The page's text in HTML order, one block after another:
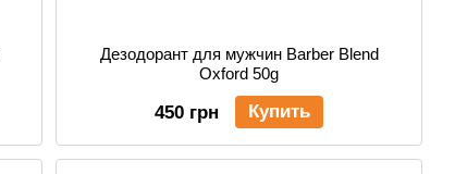
Дезодорант для мужчин Barber Blend
Oxford 50g
450 грн Купить